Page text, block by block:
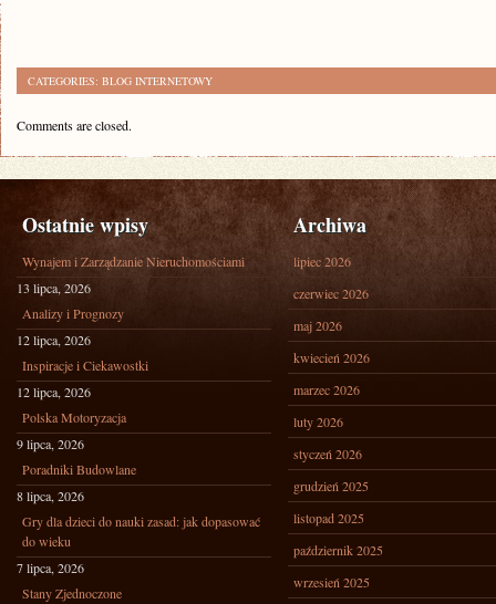
CATEGORIES: BLOG INTERNETOWY
Comments are closed.
Ostatnie wpisy
Wynajem i Zarządzanie Nieruchomościami
13 lipca, 2026
Analizy i Prognozy
12 lipca, 2026
Inspiracje i Ciekawostki
12 lipca, 2026
Polska Motoryzacja
9 lipca, 2026
Poradniki Budowlane
8 lipca, 2026
Gry dla dzieci do nauki zasad: jak dopasować
do wieku
7 lipca, 2026
Stany Zjednoczone
Archiwa
lipiec 2026
czerwiec 2026
maj 2026
kwiecień 2026
marzec 2026
luty 2026
styczeń 2026
grudzień 2025
listopad 2025
październik 2025
wrzesień 2025